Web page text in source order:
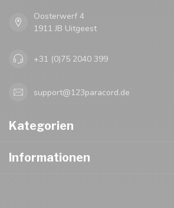
Oosterwerf 4
1911 JB Uitgeest
+31 (0)75 2040 399
support@123paracord.de
Kategorien
Informationen